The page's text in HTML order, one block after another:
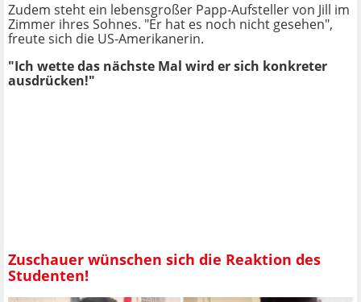
Zudem steht ein lebensgroßer Papp-Aufsteller von Jill im
Zimmer ihres Sohnes. "Er hat es noch nicht gesehen",
freute sich die US-Amerikanerin.
"Ich wette das nächste Mal wird er sich konkreter
ausdrücken!"
Zuschauer wünschen sich die Reaktion des
Studenten!